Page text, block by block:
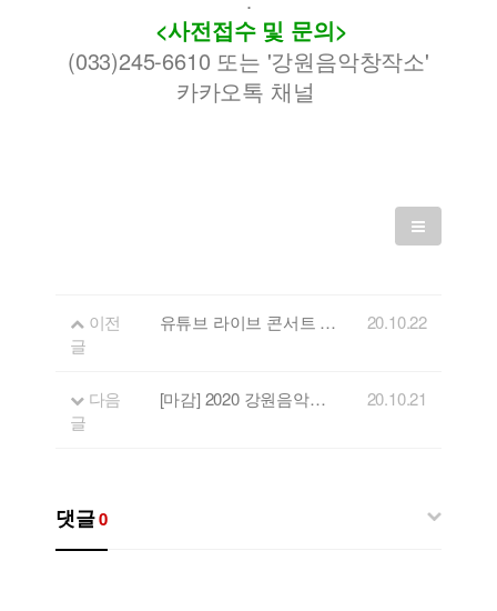
<사전접수 및 문의>
(033)245-6610 또는 '강원음악창작소'
카카오톡 채널
이전
글
유튜브 라이브 콘서트 'FLL' 열일곱번째 게스트 - 사운드힐즈 20.10.22
다음
글
[마감] 2020 강원음악창작소 도내공연 지원 사업 공고 20.10.21
댓글0